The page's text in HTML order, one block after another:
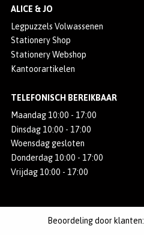
ALICE & JO
Legpuzzels Volwassenen
Stationery Shop
Stationery Webshop
Kantoorartikelen
TELEFONISCH BEREIKBAAR
Maandag 10:00 - 17:00
Dinsdag 10:00 - 17:00
Woensdag gesloten
Donderdag 10:00 - 17:00
Vrijdag 10:00 - 17:00
Beoordeling door klanten: